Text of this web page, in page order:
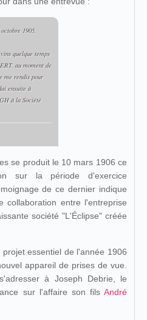
1905,
quelque temps
au moment de
me rendis pour
ensuite à
à la Société
se produit le 10 mars 1906 ce
sur la période d'exercice
de ce dernier indique
entre l'entreprise
société "L'Éclipse" créée
essentiel de l'année 1906
appareil de prises de vue.
à Joseph Debrie, le
sur l'affaire son fils André